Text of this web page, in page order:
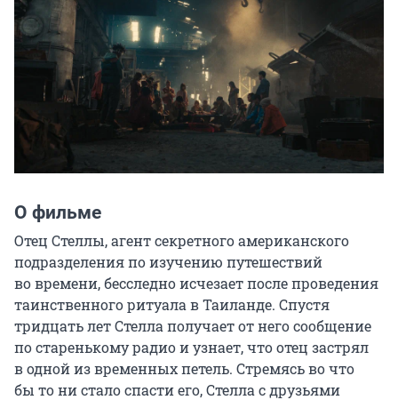
О фильме
Отец Стеллы, агент секретного американского
подразделения по изучению путешествий
во времени, бесследно исчезает после проведения
таинственного ритуала в Таиланде. Спустя
тридцать лет Стелла получает от него сообщение
по старенькому радио и узнает, что отец застрял
в одной из временных петель. Стремясь во что
бы то ни стало спасти его, Стелла с друзьями